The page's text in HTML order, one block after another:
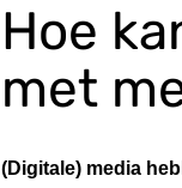
Hoe
met
(Digitale) media